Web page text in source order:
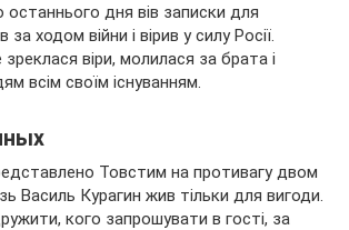
дня вів записки для
ходом війни і вірив у силу Росії.
віри, молилася за брата і
всім своїм існуванням.
Товстим на противагу двом
Василь Курагин жив тільки для вигоди.
кого запрошувати в гості, за